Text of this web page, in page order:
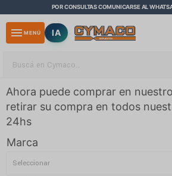
POR CONSULTAS COMUNICARSE AL
menu MENÚ IA
Ahora puede comprar en
retirar su compra en todos
24hs
Marca
close